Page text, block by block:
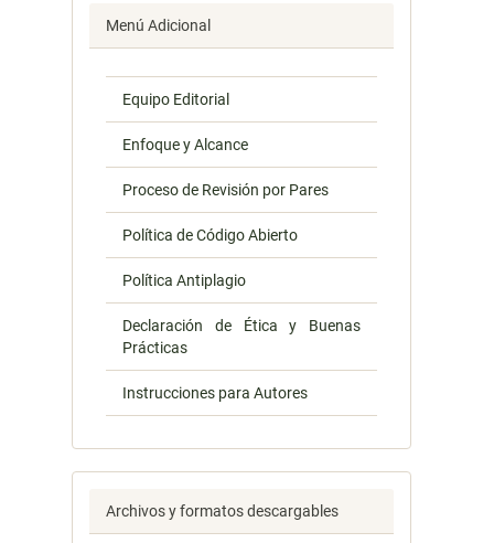
Menú Adicional
Equipo Editorial
Enfoque y Alcance
Proceso de Revisión por Pares
Política de Código Abierto
Política Antiplagio
Declaración de Ética y Buenas
Prácticas
Instrucciones para Autores
Archivos y formatos descargables